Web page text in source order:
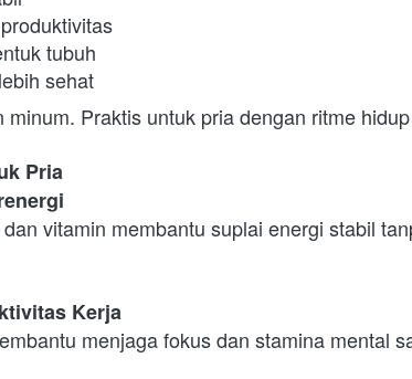
tubuh
sehat
Praktis untuk pria dengan ritme
Pria
vitamin membantu suplai energi stabil
Kerja
menjaga fokus dan stamina mental